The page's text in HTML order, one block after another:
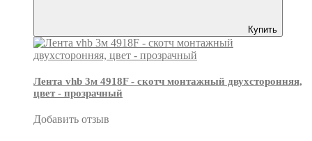
Купить
Лента vhb 3м 4918F - скотч монтажный двухсторонняя,
цвет - прозрачный
Добавить отзыв